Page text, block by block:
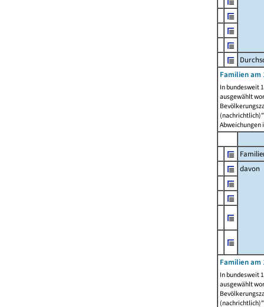
Familien am
In bundesweit
ausgewählt
Abweichungen
davon
Familien am
In bundesweit
ausgewählt